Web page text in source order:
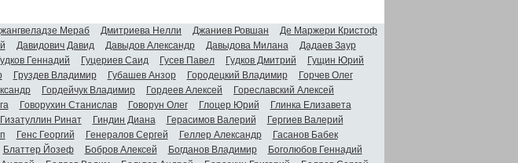
Мераб Дмитриева Нелли Джаниев Ровшан
Де Маржери Кристоф
Давидович Давид Давыдов Александр Давыдова Милана
Дадаев Заур
Геннадий Гуцериев Саид Гусев Павел Гудков Дмитрий
Гущин Юрий
Груздев Владимир Губашев Анзор Городецкий Владимир
Горчев Олег
Гордейчук Владимир Гордеев Алексей
Гореславский Алексей
Говорухин Станислав Говорун Олег Глоцер Юрий
Глинка Елизавета
Гизатуллин Ринат Гиндин Диана Герасимов Валерий
Гергиев Валерий
Генс Георгий Генералов Сергей Геллер Александр
Гасанов Бабек
Блаттер Йозеф Бобров Алексей Богданов Владимир
Боголюбов Геннадий